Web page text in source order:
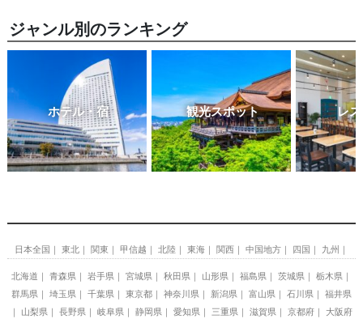
ジャンル別のランキング
ホテル・宿 観光スポット レ
日本全国 東北 関東 甲信越 北陸 東海 関西 中国地方 四国 九州
北海道 青森県 岩手県 宮城県 秋田県 山形県 福島県 茨城県
栃木県
群馬県
埼玉県 千葉県 東京都 神奈川県 新潟県 富山県 石川県
福井県
山梨県
長野県 岐阜県 静岡県 愛知県 三重県 滋賀県 京都府
大阪府